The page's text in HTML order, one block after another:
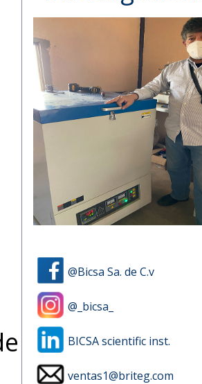
@Bicsa Sa. de C.v
@_bicsa_
BICSA scientific inst.
ventas1@briteg.com